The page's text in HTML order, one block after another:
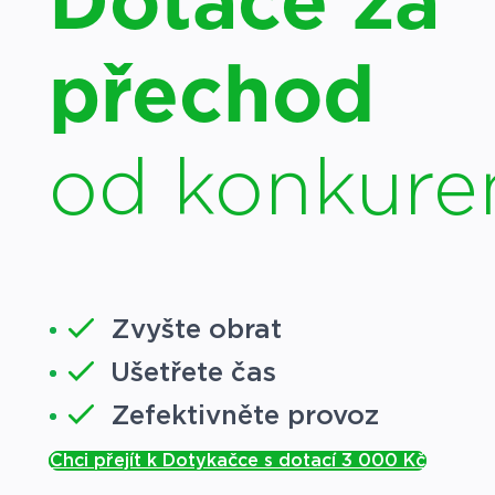
přechod
od
Zvyšte obrat
Ušetřete čas
Zefektivněte provoz
Chci přejít k Dotykačce s dotací 3 000 Kč